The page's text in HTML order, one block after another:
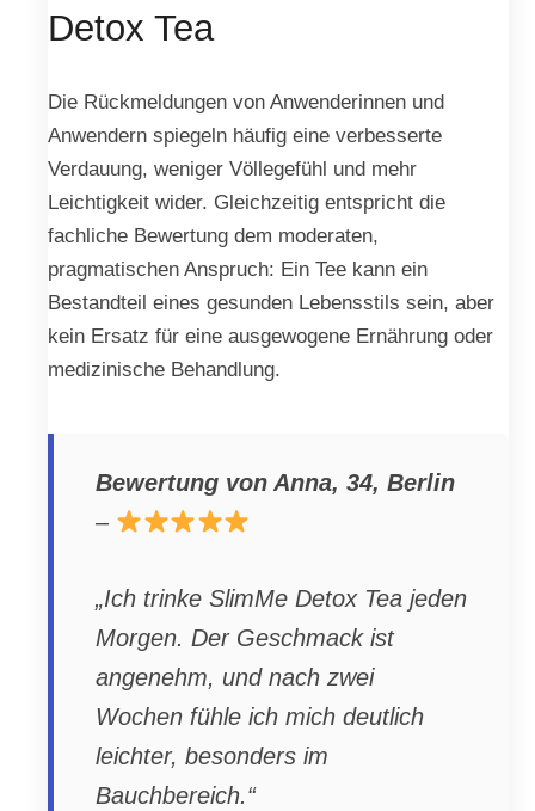
Detox Tea
Die Rückmeldungen von Anwenderinnen und
Anwendern spiegeln häufig eine verbesserte
Verdauung, weniger Völlegefühl und mehr
Leichtigkeit wider. Gleichzeitig entspricht die
fachliche Bewertung dem moderaten,
pragmatischen Anspruch: Ein Tee kann ein
Bestandteil eines gesunden Lebensstils sein, aber
kein Ersatz für eine ausgewogene Ernährung oder
medizinische Behandlung.
Bewertung von Anna, 34, Berlin
–
„Ich trinke SlimMe Detox Tea jeden
Morgen. Der Geschmack ist
angenehm, und nach zwei
Wochen fühle ich mich deutlich
leichter, besonders im
Bauchbereich.“